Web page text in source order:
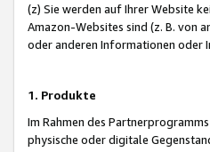
(z) Sie werden auf Ihrer Website
Amazon-Websites sind (z. B. von
oder anderen Informationen oder
1. Produkte
Im Rahmen des
physische oder digitale